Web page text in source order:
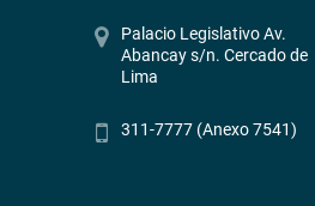
Palacio Legislativo Av.
Abancay s/n. Cercado de
Lima
311-7777 (Anexo 7541)